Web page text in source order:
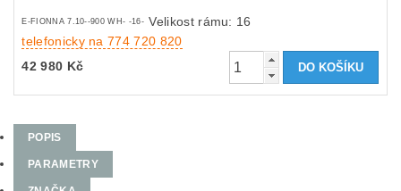
E-FIONNA 7.10--900 WH- -16- Velikost rámu: 16
telefonicky na 774 720 820
42 980 Kč
POPIS
PARAMETRY